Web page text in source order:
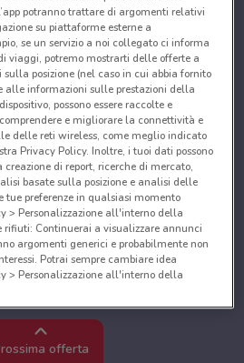
offerta
potranno trattare di argomenti relativi
su piattaforme esterne a
se un servizio a noi collegato ci informa
viaggi, potremo mostrarti delle offerte a
posizione (nel caso in cui abbia fornito
alle informazioni sulle prestazioni della
possono essere raccolte e
e migliorare la connettività e
delle reti wireless, come meglio indicato
Privacy Policy. Inoltre, i tuoi dati possono
di report, ricerche di mercato,
basate sulla posizione e analisi delle
tue preferenze in qualsiasi momento
> Personalizzazione all'interno della
rifiuti: Continuerai a visualizzare annunci
argomenti generici e probabilmente non
Potrai sempre cambiare idea
> Personalizzazione all'interno della
i dati per fornire:
precisi. Scansione attiva delle
ai fini dell’identificazione. Archiviare